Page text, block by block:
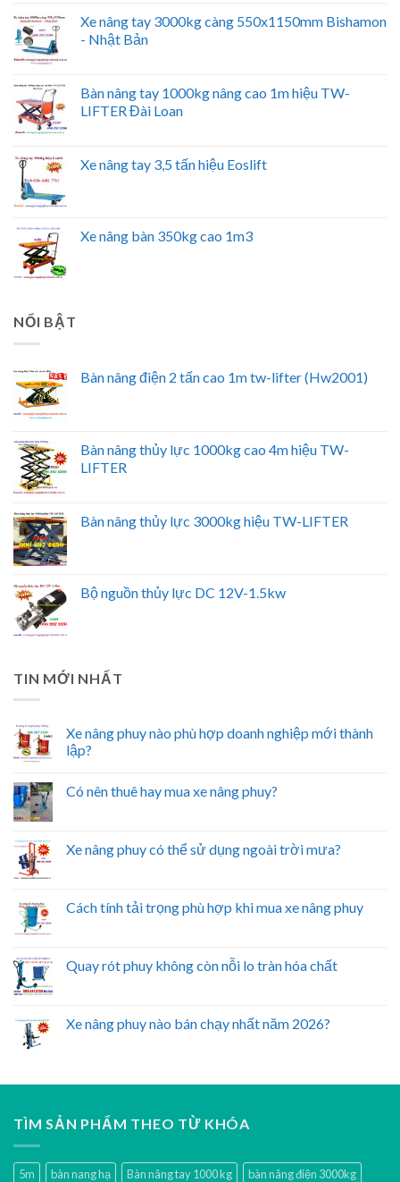
Xe nâng tay 3000kg càng 550x1150mm Bishamon
- Nhật Bản
Bàn nâng tay 1000kg nâng cao 1m hiệu TW-
LIFTER Đài Loan
Xe nâng tay 3,5 tấn hiệu Eoslift
Xe nâng bàn 350kg cao 1m3
NỔI BẬT
Bàn nâng điện 2 tấn cao 1m tw-lifter (Hw2001)
Bàn nâng thủy lực 1000kg cao 4m hiệu TW-
LIFTER
Bàn nâng thủy lực 3000kg hiệu TW-LIFTER
Bộ nguồn thủy lực DC 12V-1.5kw
TIN MỚI NHẤT
Xe nâng phuy nào phù hợp doanh nghiệp mới thành
lập?
Có nên thuê hay mua xe nâng phuy?
Xe nâng phuy có thể sử dụng ngoài trời mưa?
Cách tính tải trọng phù hợp khi mua xe nâng phuy
Quay rót phuy không còn nỗi lo tràn hóa chất
Xe nâng phuy nào bán chạy nhất năm 2026?
TÌM SẢN PHẨM THEO TỪ KHÓA
5m bàn nang hạ Bàn nâng tay 1000 kg
bàn nâng điện 3000kg